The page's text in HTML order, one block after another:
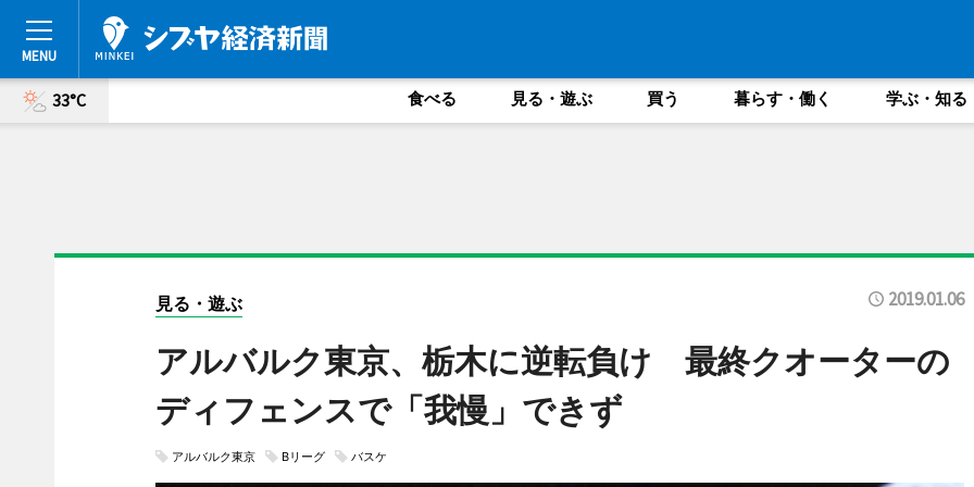
33°C 食べる 見る・遊ぶ 買う 暮らす・働く 学ぶ・知る
見る・遊ぶ 2019.01.06
アルバルク東京、栃木に逆転負け 最終クオーターの
ディフェンスで「我慢」できず
アルバルク東京 Bリーグ バスケ